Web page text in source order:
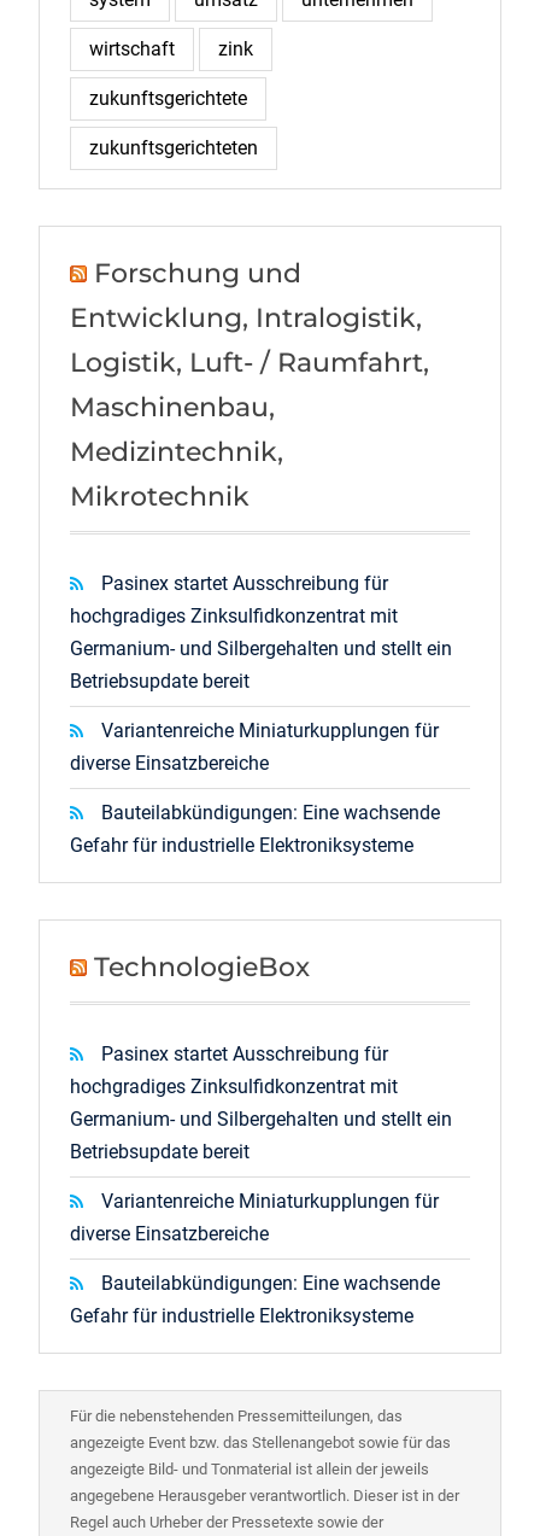
wirtschaft zink
zukunftsgerichtete
zukunftsgerichteten
Forschung und
Entwicklung, Intralogistik,
Logistik, Luft- / Raumfahrt,
Maschinenbau,
Medizintechnik,
Mikrotechnik
Pasinex startet Ausschreibung für
hochgradiges Zinksulfidkonzentrat mit
Germanium- und Silbergehalten und stellt ein
Betriebsupdate bereit
Variantenreiche Miniaturkupplungen für
diverse Einsatzbereiche
Bauteilabkündigungen: Eine wachsende
Gefahr für industrielle Elektroniksysteme
TechnologieBox
Pasinex startet Ausschreibung für
hochgradiges Zinksulfidkonzentrat mit
Germanium- und Silbergehalten und stellt ein
Betriebsupdate bereit
Variantenreiche Miniaturkupplungen für
diverse Einsatzbereiche
Bauteilabkündigungen: Eine wachsende
Gefahr für industrielle Elektroniksysteme
Für die nebenstehenden Pressemitteilungen, das
angezeigte Event bzw. das Stellenangebot sowie für das
angezeigte Bild- und Tonmaterial ist allein der jeweils
angegebene Herausgeber verantwortlich. Dieser ist in der
Regel auch Urheber der Pressetexte sowie der